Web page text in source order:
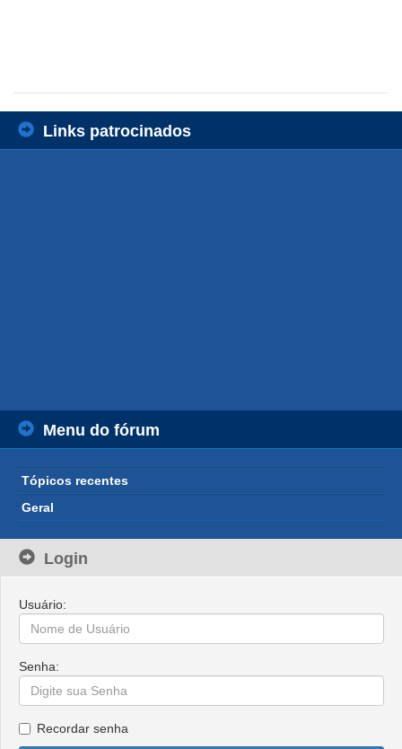
Links patrocinados
Menu do fórum
Tópicos recentes
Geral
Login
Usuário:
Senha:
Recordar senha